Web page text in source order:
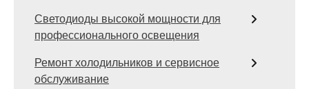
Светодиоды высокой мощности для
профессионального освещения
Ремонт холодильников и сервисное
обслуживание